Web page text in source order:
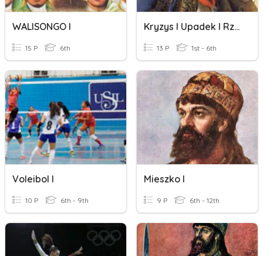
WALISONGO I
15 P 6th
Kryzys I Upadek I Rzeczpospolitej
13 P 1st - 6th
Voleibol I
10 P 6th - 9th
Mieszko I
9 P 6th - 12th